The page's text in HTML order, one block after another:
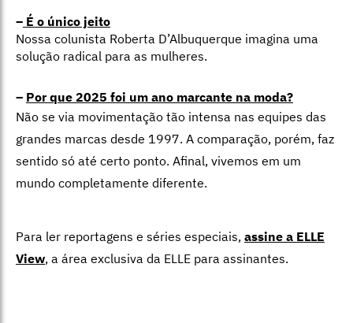
– É o único jeito
Nossa colunista Roberta D’Albuquerque imagina uma
solução radical para as mulheres.
– Por que 2025 foi um ano marcante na moda?
Não se via movimentação tão intensa nas equipes das
grandes marcas desde 1997. A comparação, porém, faz
sentido só até certo ponto. Afinal, vivemos em um
mundo completamente diferente.
Para ler reportagens e séries especiais, assine a ELLE
View, a área exclusiva da ELLE para assinantes.